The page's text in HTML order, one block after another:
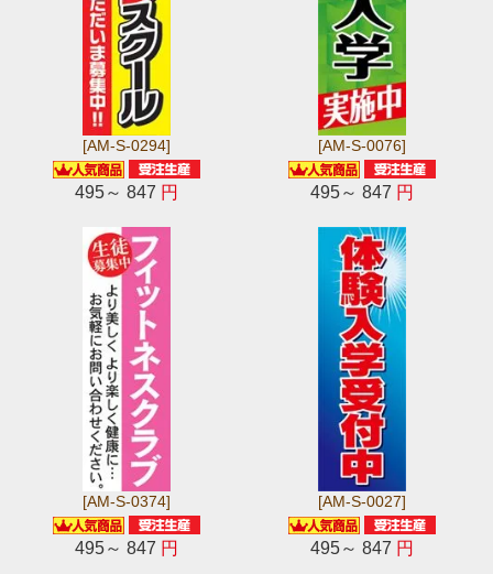
[AM-S-0294]
495～ 847 円
[AM-S-0076]
495～ 847 円
[AM-S-0374]
495～ 847 円
[AM-S-0027]
495～ 847 円